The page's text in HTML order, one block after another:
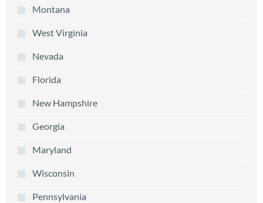
Montana
West Virginia
Nevada
Florida
New Hampshire
Georgia
Maryland
Wisconsin
Pennsylvania